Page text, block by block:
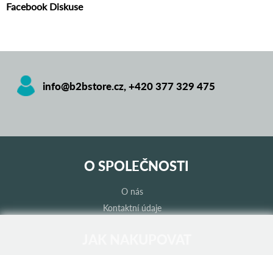
Facebook Diskuse
info@b2bstore.cz, +420 377 329 475
O SPOLEČNOSTI
O nás
Kontaktní údaje